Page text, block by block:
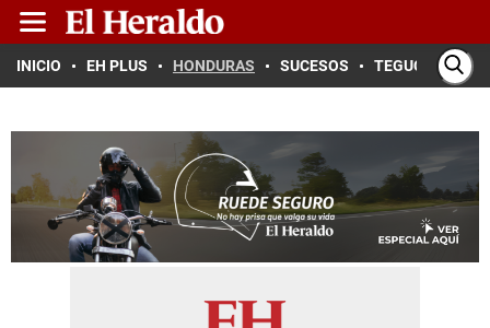
INICIO EH PLUS HONDURAS SUCESOS TEGUCIGALPA